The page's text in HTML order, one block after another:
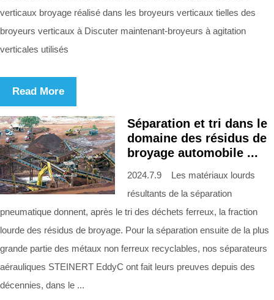
verticaux broyage réalisé dans les broyeurs verticaux tielles des
broyeurs verticaux à Discuter maintenant-broyeurs à agitation
verticales utilisés
Read More
Séparation et tri dans le
domaine des résidus de
broyage automobile ...
2024.7.9 Les matériaux lourds
résultants de la séparation
pneumatique donnent, après le tri des déchets ferreux, la fraction
lourde des résidus de broyage. Pour la séparation ensuite de la plus
grande partie des métaux non ferreux recyclables, nos séparateurs
aérauliques STEINERT EddyC ont fait leurs preuves depuis des
décennies, dans le ...